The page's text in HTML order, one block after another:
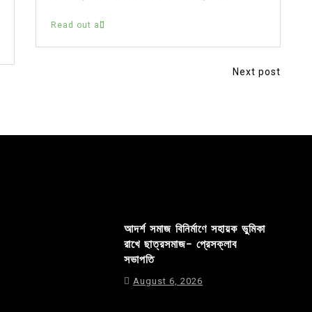
Read out all
Next post
আদর্শ সমাজ বিনির্মাণে সহায়ক ভুমিকা
রাখে ছাত্রসমাজ- প্রেসক্লাব
সভাপতি
August 6, 2026